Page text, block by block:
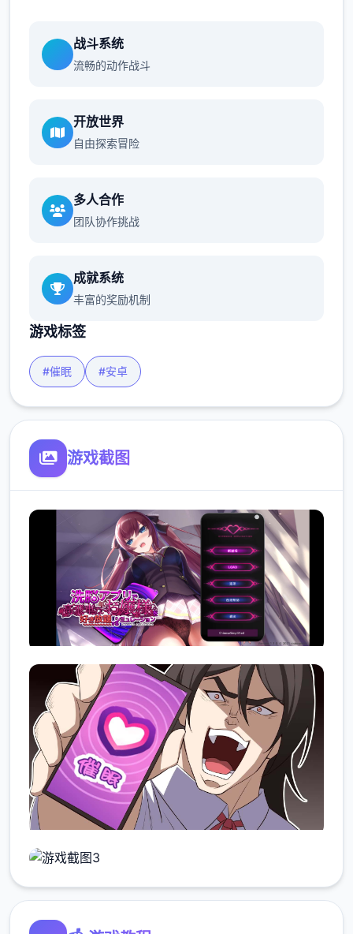
战斗系统
流畅的动作战斗
开放世界
自由探索冒险
多人合作
团队协作挑战
成就系统
丰富的奖励机制
游戏标签
#催眠 #安卓
游戏截图